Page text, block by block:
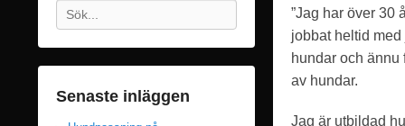
b
a
c
k
e
”Jag har över 30
jobbat heltid
hundar och
av hundar.
Jag är utbildad
Sök
Senaste inläggen